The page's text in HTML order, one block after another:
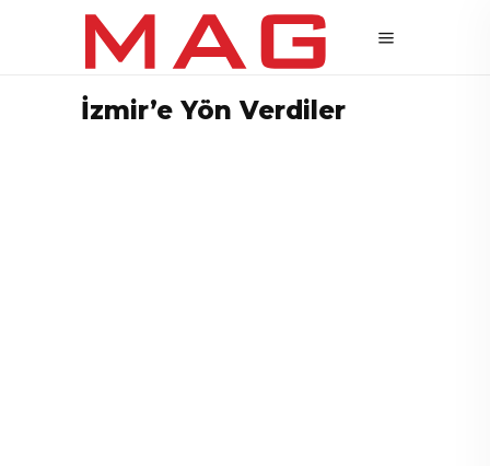
İzmir’e Yön Verdiler